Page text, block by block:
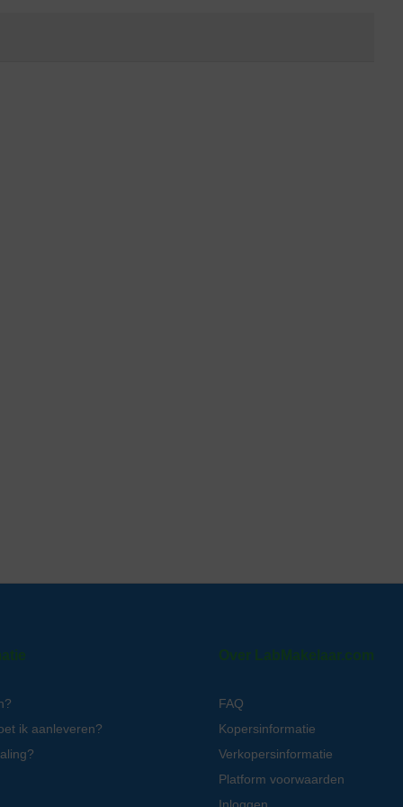
ik aanleveren?
Over LabMakelaar.com
FAQ
Kopersinformatie
Verkopersinformatie
Platform voorwaarden